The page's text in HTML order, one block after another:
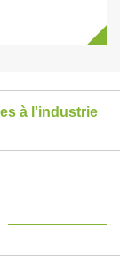
à l'industrie